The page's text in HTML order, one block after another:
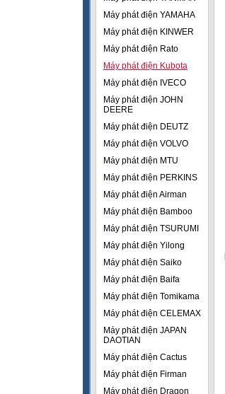
Máy phát điện YAMAHA
Máy phát điện KINWER
Máy phát điện Rato
Máy phát điện Kubota
Máy phát điện IVECO
Máy phát điện JOHN
DEERE
Máy phát điện DEUTZ
Máy phát điện VOLVO
Máy phát điện MTU
Máy phát điện PERKINS
Máy phát điện Airman
Máy phát điện Bamboo
Máy phát điện TSURUMI
Máy phát điện Yilong
Máy phát điện Saiko
Máy phát điện Baifa
Máy phát điện Tomikama
Máy phát điện CELEMAX
Máy phát điện JAPAN
DAOTIAN
Máy phát điện Cactus
Máy phát điện Firman
Máy phát điện Dragon